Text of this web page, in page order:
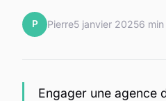
P Pierre5 janvier 20256
Engager une agence